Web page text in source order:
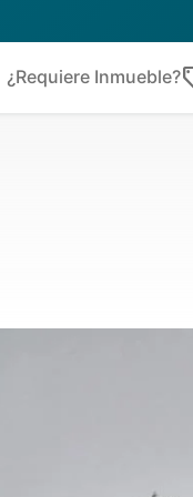
¿Requiere Inmueble?